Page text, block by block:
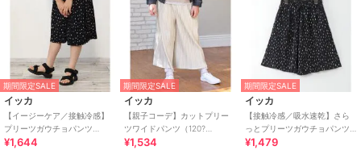
期間限定SALE
イッカ
【イージーケア／接触冷感】
プリーツガウチョパンツ
（120?160cm）【UVカット／
¥1,644
期間限定SALE
イッカ
【親子コーデ】カットプリー
ツワイドパンツ（120?
160cm）
¥1,534
期間限定SALE
イッカ
【接触冷感／吸水速乾】さら
っとプリーツガウチョパンツ
(100?160cm)【親子コーデ】
¥1,479